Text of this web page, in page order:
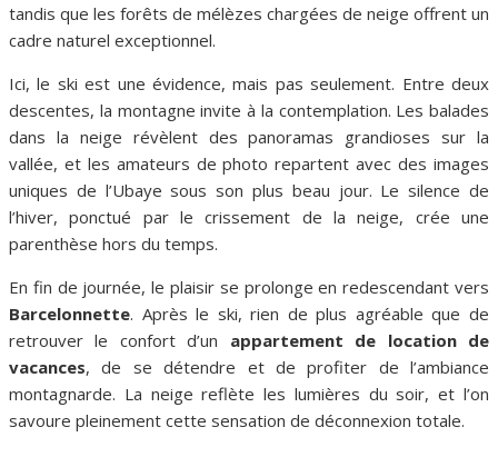
tandis que les forêts de mélèzes chargées de neige offrent un
cadre naturel exceptionnel.
Ici, le ski est une évidence, mais pas seulement. Entre deux
descentes, la montagne invite à la contemplation. Les balades
dans la neige révèlent des panoramas grandioses sur la
vallée, et les amateurs de photo repartent avec des images
uniques de l’Ubaye sous son plus beau jour. Le silence de
l’hiver, ponctué par le crissement de la neige, crée une
parenthèse hors du temps.
En fin de journée, le plaisir se prolonge en redescendant vers
Barcelonnette. Après le ski, rien de plus agréable que de
retrouver le confort d’un appartement de location de
vacances, de se détendre et de profiter de l’ambiance
montagnarde. La neige reflète les lumières du soir, et l’on
savoure pleinement cette sensation de déconnexion totale.